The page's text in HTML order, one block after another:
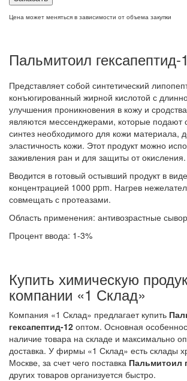
Цена может меняться в зависимости от объема закупки
Пальмитоил гексапептид-
Представляет собой синтетический
конъюгированный жирной кислотой с
улучшения проникновения в кожу и
являются мессенджерами, которые подают
синтез необходимого для кожи материала,
эластичность кожи. Этот продукт можно
заживления ран и для защиты от окисления.
Вводится в готовый остывший продукт в
концентрацией 1000 ppm. Нагрев
совмещать с протеазами.
Область применения: антивозрастные
Процент ввода: 1-3%
Купить химическую
компании «1 Склад»
Компания «1 Склад» предлагает купить
гексапептид-12 оптом. Основная
наличие товара на складе и максимально
доставка. У фирмы «1 Склад» есть склады
Москве, за счет чего поставка Пальмитоил
других товаров организуется быстро.